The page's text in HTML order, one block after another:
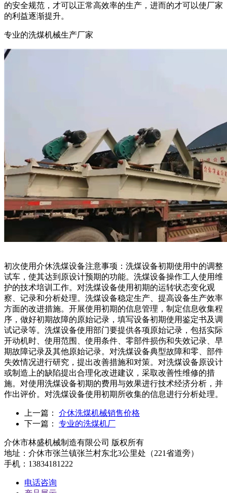
的安全规范，才可以正常高效率的生产，进而的才可以使厂家
的利益逐渐提升。
专业的洗煤机械生产厂家
初次使用介休洗煤设备注意事项：洗煤设备初期使用中的调整
试车，使其达到原设计预期的功能。洗煤设备操作工人使用维
护的技术培训工作。对洗煤设备使用初期的运转状态变化观
察、记录和分析处理。洗煤设备稳定生产、提高设备生产效率
方面的改进措施。开展使用初期的信息管理，制定信息收集程
序，做好初期故障的原始记录，填写设备初期使用鉴定书及调
试记录等。洗煤设备使用部门要提供各项原始记录，包括实际
开动机时、使用范围、使用条件、零部件损伤和失效记录、早
期故障记录及其他原始记录。对洗煤设备典型故障和零、部件
失效情况进行研究，提出改善措施和对策。对洗煤设备原设计
或制造上的缺陷提出合理化改进建议，采取改善性维修的措
施。对使用洗煤设备初期的费用与效果进行技术经济分析，并
作出评价。对洗煤设备使用初期所收集的信息进行分析处理。
上一篇：
介休洗煤机械销售价格
下一篇：
专业的洗煤机厂
介休市林盛机械制造有限公司 版权所有
地址：介休市张兰镇张兰村东北3公里处（221省道旁）
手机：13834181222
电话咨询